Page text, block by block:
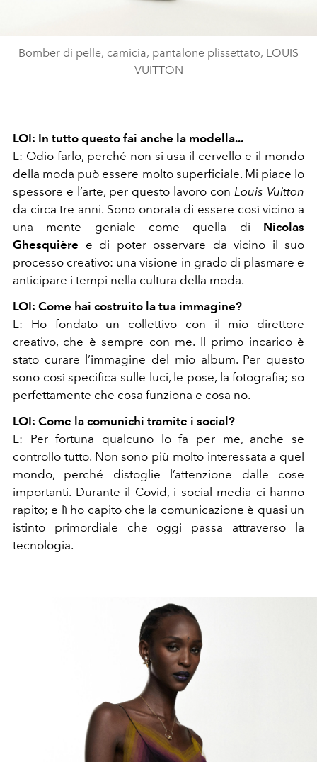
Bomber di pelle, camicia, pantalone plissettato, LOUIS
VUITTON
LOI: In tutto questo fai anche la modella...
L: Odio farlo, perché non si usa il cervello e il mondo
della moda può essere molto superficiale. Mi piace lo
spessore e l’arte, per questo lavoro con Louis Vuitton
da circa tre anni. Sono onorata di essere così vicino a
una mente geniale come quella di Nicolas
Ghesquière e di poter osservare da vicino il suo
processo creativo: una visione in grado di plasmare e
anticipare i tempi nella cultura della moda.
LOI: Come hai costruito la tua immagine?
L: Ho fondato un collettivo con il mio direttore
creativo, che è sempre con me. Il primo incarico è
stato curare l’immagine del mio album. Per questo
sono così specifica sulle luci, le pose, la fotografia; so
perfettamente che cosa funziona e cosa no.
LOI: Come la comunichi tramite i social?
L: Per fortuna qualcuno lo fa per me, anche se
controllo tutto. Non sono più molto interessata a quel
mondo, perché distoglie l’attenzione dalle cose
importanti. Durante il Covid, i social media ci hanno
rapito; e lì ho capito che la comunicazione è quasi un
istinto primordiale che oggi passa attraverso la
tecnologia.